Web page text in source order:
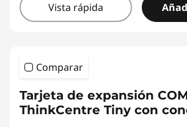
Vista rápida
Comparar
Tarjeta de expansión
ThinkCentre Tiny con